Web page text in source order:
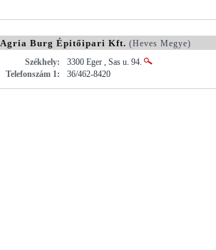
Agria Burg Épitőipari Kft. (Heves Megye)
Székhely:
3300 Eger , Sas u. 94.
Telefonszám 1:
36/462-8420